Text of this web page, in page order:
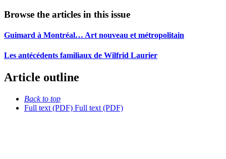
Browse the articles in this issue
Guimard à Montréal… Art nouveau et métropolitain
Les antécédents familiaux de Wilfrid Laurier
Article outline
Back to top
Full text (PDF) Full text (PDF)